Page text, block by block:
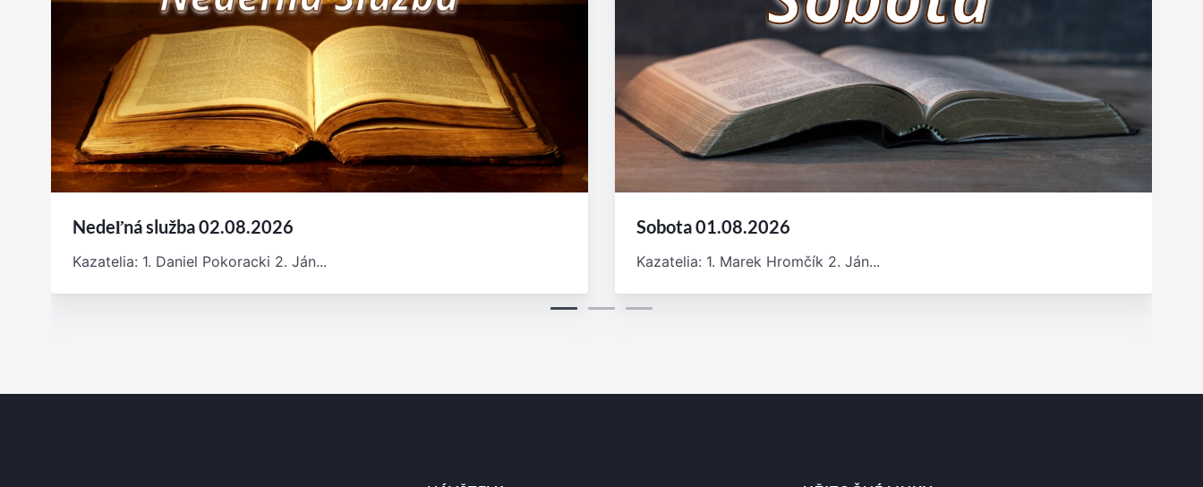
Nedeľná služba 02.08.2026
Kazatelia: 1. Daniel Pokoracki 2. Ján...
Sobota 01.08.2026
Kazatelia: 1. Marek Hromčík 2. Ján...